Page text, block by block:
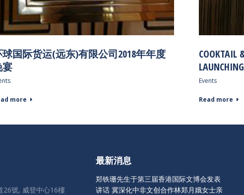
国际货运(远东)有限公司2018年年度
宴
more
COOKTAIL
Events
Read more
26號, 威登中心16樓
最新消息
郑铁珊先生于第三届香港国际文博会发表
讲话 冀深化中非文创合作林郑月娥女士亲